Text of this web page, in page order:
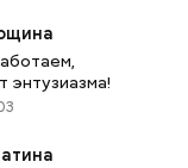
энтузиазма!